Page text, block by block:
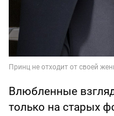
Влюбленные
только на старых